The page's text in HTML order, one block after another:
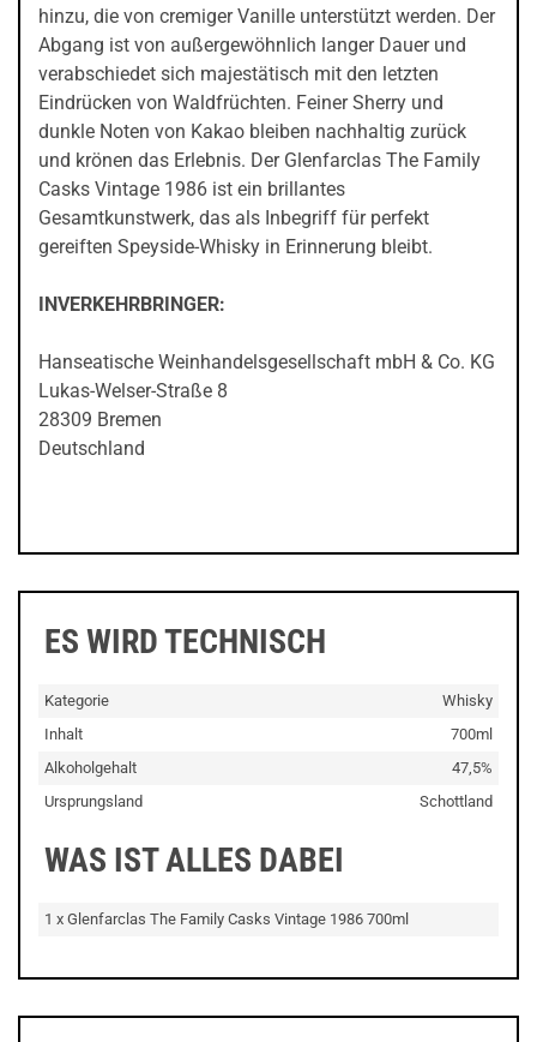
hinzu, die von cremiger Vanille unterstützt werden. Der
Abgang ist von außergewöhnlich langer Dauer und
verabschiedet sich majestätisch mit den letzten
Eindrücken von Waldfrüchten. Feiner Sherry und
dunkle Noten von Kakao bleiben nachhaltig zurück
und krönen das Erlebnis. Der Glenfarclas The Family
Casks Vintage 1986 ist ein brillantes
Gesamtkunstwerk, das als Inbegriff für perfekt
gereiften Speyside-Whisky in Erinnerung bleibt.
INVERKEHRBRINGER:
Hanseatische Weinhandelsgesellschaft mbH & Co. KG
Lukas-Welser-Straße 8
28309 Bremen
Deutschland
ES WIRD TECHNISCH
Kategorie
Whisky
Inhalt
700ml
Alkoholgehalt
47,5%
Ursprungsland
Schottland
WAS IST ALLES DABEI
1 x Glenfarclas The Family Casks Vintage 1986 700ml